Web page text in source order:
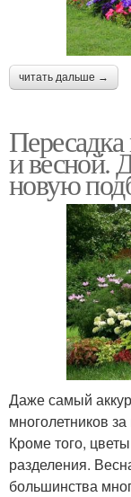
читать дальше →
и весной.
новую
Даже самый
многолетников
Кроме того,
разделения.
большинства